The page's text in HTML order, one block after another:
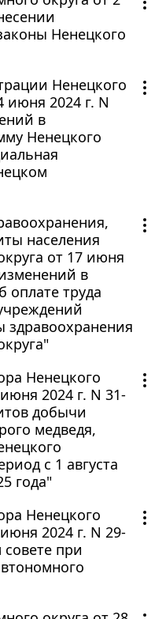
Ненецкого
Ненецкого
июня 2024 г. N
в
Ненецкого
населения
от 17 июня
в
труда
здравоохранения
Ненецкого
2024 г. N 31-
добычи
медведя,
с 1 августа
года"
Ненецкого
2024 г. N 29-
при